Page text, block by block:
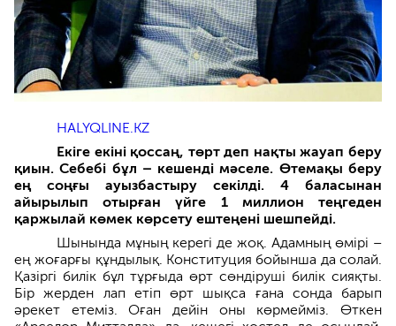
HALYQLINE.KZ
Екіге екіні қоссаң, төрт деп нақты жауап беру
қиын. Себебі бұл – кешенді мәселе. Өтемақы беру
ең соңғы ауызбастыру секілді. 4 баласынан
айырылып отырған үйге 1 миллион теңгеден
қаржылай көмек көрсету ештеңені шешпейді.
Шынында мұның керегі де жоқ. Адамның өмірі –
ең жоғарғы құндылық. Конституция бойынша да солай.
Қазіргі билік бұл тұрғыда өрт сөндіруші билік сияқты.
Бір жерден лап етіп өрт шықса ғана сонда барып
әрекет етеміз. Оған дейін оны көрмейміз. Өткен